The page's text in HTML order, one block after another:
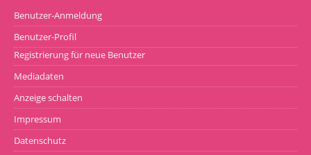
Benutzer-Anmeldung
Benutzer-Profil
Registrierung für neue Benutzer
Mediadaten
Anzeige schalten
Impressum
Datenschutz